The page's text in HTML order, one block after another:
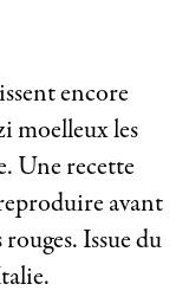
encore
moelleux les
Une recette
avant
Issue du